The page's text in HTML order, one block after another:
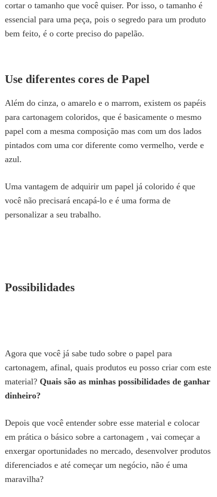
cortar o tamanho que você quiser. Por isso, o tamanho é
essencial para uma peça, pois o segredo para um produto
bem feito, é o corte preciso do papelão.
Use diferentes cores de Papel
Além do cinza, o amarelo e o marrom, existem os papéis
para cartonagem coloridos, que é basicamente o mesmo
papel com a mesma composição mas com um dos lados
pintados com uma cor diferente como vermelho, verde e
azul.
Uma vantagem de adquirir um papel já colorido é que
você não precisará encapá-lo e é uma forma de
personalizar a seu trabalho.
Possibilidades
Agora que você já sabe tudo sobre o papel para
cartonagem, afinal, quais produtos eu posso criar com este
material? Quais são as minhas possibilidades de ganhar
dinheiro?
Depois que você entender sobre esse material e colocar
em prática o básico sobre a cartonagem , vai começar a
enxergar oportunidades no mercado, desenvolver produtos
diferenciados e até começar um negócio, não é uma
maravilha?